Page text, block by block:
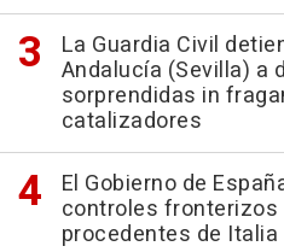
La Guardia Civil
Andalucía (Sevilla) a
sorprendidas in
catalizadores
El Gobierno de
controles fronterizos
procedentes de Italia